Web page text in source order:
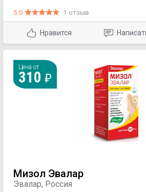
разноцветный (отрубевидный)
дерматомикозы (с
него).
5.0 1 отзыв
Нравится
Цена от
310
Мизол Эвалар
Эвалар, Россия